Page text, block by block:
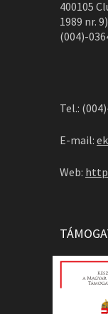
400105
1989 nr.
(004)-
Tel.:
E-mail:
Web: